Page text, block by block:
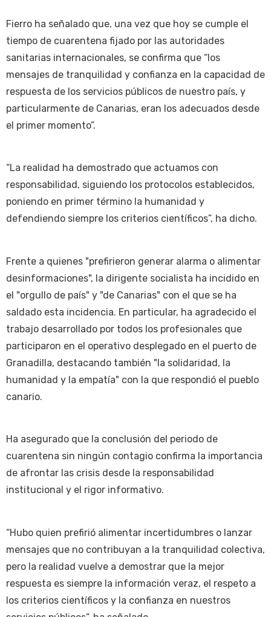
Fierro ha señalado que, una vez que hoy se cumple el
tiempo de cuarentena fijado por las autoridades
sanitarias internacionales, se confirma que “los
mensajes de tranquilidad y confianza en la capacidad de
respuesta de los servicios públicos de nuestro país, y
particularmente de Canarias, eran los adecuados desde
el primer momento”.
“La realidad ha demostrado que actuamos con
responsabilidad, siguiendo los protocolos establecidos,
poniendo en primer término la humanidad y
defendiendo siempre los criterios científicos”, ha dicho.
Frente a quienes "prefirieron generar alarma o alimentar
desinformaciones", la dirigente socialista ha incidido en
el "orgullo de país" y "de Canarias" con el que se ha
saldado esta incidencia. En particular, ha agradecido el
trabajo desarrollado por todos los profesionales que
participaron en el operativo desplegado en el puerto de
Granadilla, destacando también "la solidaridad, la
humanidad y la empatía" con la que respondió el pueblo
canario.
Ha asegurado que la conclusión del periodo de
cuarentena sin ningún contagio confirma la importancia
de afrontar las crisis desde la responsabilidad
institucional y el rigor informativo.
“Hubo quien prefirió alimentar incertidumbres o lanzar
mensajes que no contribuyan a la tranquilidad colectiva,
pero la realidad vuelve a demostrar que la mejor
respuesta es siempre la información veraz, el respeto a
los criterios científicos y la confianza en nuestros